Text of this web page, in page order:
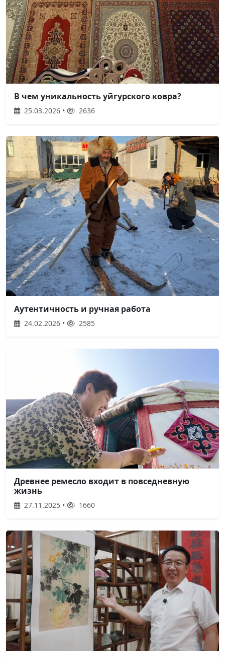
В чем уникальность уйгурского ковра?
25.03.2026 • 2636
Аутентичность и ручная работа
24.02.2026 • 2585
Древнее ремесло входит в повседневную
жизнь
27.11.2025 • 1660